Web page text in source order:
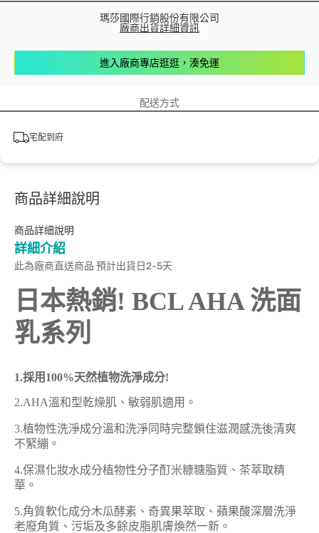
瑪莎國際行銷股份有限公司
廠商出貨詳細資訊
進入廠商專店逛逛，湊免運
配送方式
宅配到府
商品詳細說明
商品詳細說明
詳細介紹
此為廠商直送商品 預計出貨日2-5天
日本熱銷! BCL AHA 洗面
乳系列
1.採用100%天然植物洗淨成分!
2.AHA溫和型乾燥肌、敏弱肌適用。
3.植物性洗淨成分溫和洗淨同時完整鎖住滋潤感洗後清爽
不緊繃。
4.保濕化妝水成分植物性分子酊米糠糖脂質、茶萃取精
華。
5.角質軟化成分木瓜酵素、奇異果萃取、蘋果酸深層洗淨
老廢角質、污垢及多餘皮脂肌膚煥然一新。